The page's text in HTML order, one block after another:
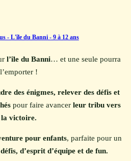
- L'île du Banni - 9 à 12 ans
l’île du Banni… et une seule pourra
l’emporter !
des énigmes, relever des défis et
pour faire avancer leur tribu vers
la victoire.
pour enfants, parfaite pour un
d’esprit d’équipe et de fun.